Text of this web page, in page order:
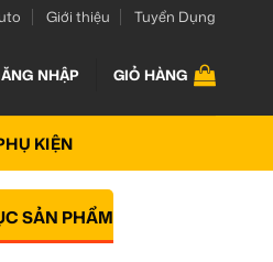
Giới thiệu Tuyển Dụng
NHẬP GIỎ HÀNG
KIỆN
SẢN PHẨM